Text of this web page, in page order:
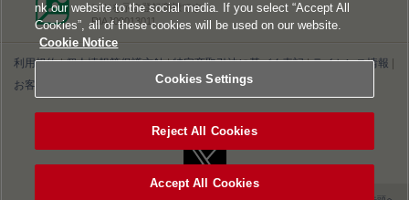
ンツを示す登録商標です。
RIAJ00013011
利用規約|個人情報等保護方針|特定商取引法に基づく表記|ライセンス情報
お客様情報の外部送信について|Cookies Settings
nk our website to the social media. If you select “Accept All
Cookies”, all of these cookies will be used on our website.
Cookie Notice
Cookies Settings
Reject All Cookies
Accept All Cookies